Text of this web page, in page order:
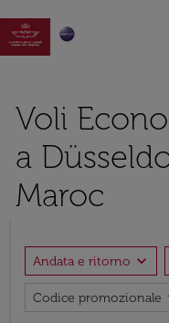

Voli
a
Maroc
Andata e ritorno expand_more
Codice promozionale